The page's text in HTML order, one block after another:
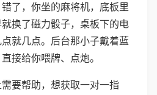
了，你坐的麻将机，底板里
换了磁力骰子，桌板下的电
就几点。后台那小子戴着蓝
接给你喂牌、点炮。
要帮助，想获取一对一指